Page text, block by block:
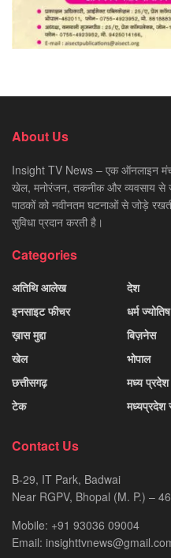
About Us
Insight TV News – एक ऑनलाइन मंच
खेल, मनोरंजन, तकनीक और व्यवसाय से
पाठकों को नवीनतम घटनाओं से जोड़े
सुविधा प्रदान करती है।
Categories
अतिथि आलेख
इनसाइट फीचर
ख़ास मुद्दा
खेल
छत्तीसगढ़
टेक
देश
धर्म ज्योतिष
बिज़नेस
भोपाल
मध्य प्रदेश
मध्यप्रदेश
Contact Us
B-29, IT Park, Badwai
Near RGPV, Bhopal (M. P.) –
Mobile: +91 93036 09004
Email: